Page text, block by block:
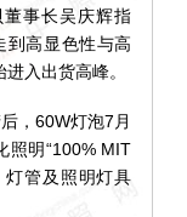
事长吴庆辉指
到高显色性与高
入出货高峰。
，60W灯泡7月
照明“100% MIT
灯管及照明灯具